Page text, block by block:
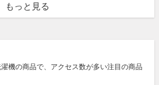
もっと見る
機の商品で、アクセス数が多い注目の商品